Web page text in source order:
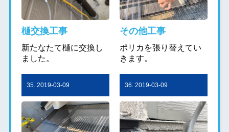
樋交換工事
新たなたて樋に交換し
ました。
その他工事
ポリカを張り替えてい
きます。
35. 2019-03-09 36. 2019-03-09